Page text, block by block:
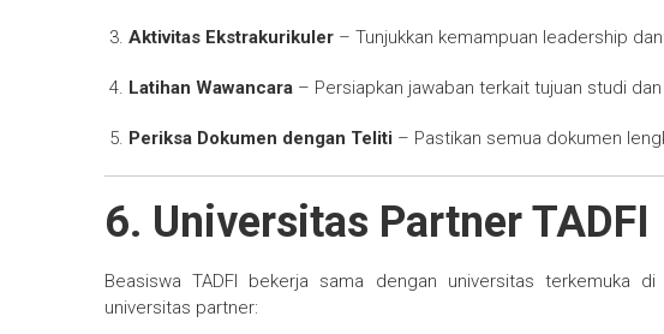
Aktivitas Ekstrakurikuler – Tunjukkan kemampuan leadership
Latihan Wawancara – Persiapkan jawaban terkait tujuan studi
Periksa Dokumen dengan Teliti – Pastikan semua dokumen
6. Universitas Partner TADFI
Beasiswa TADFI bekerja sama dengan universitas terkemuka
universitas partner: